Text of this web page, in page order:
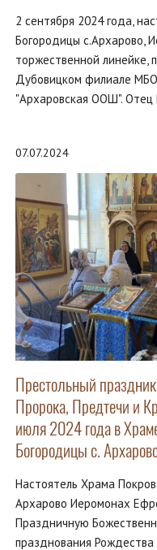
2 сентября 2024 года,
Богородицы с.Архарово,
торжественной
Дубовицком филиале
"Архаровская ООШ".
07.07.2024
Престольный
Пророка, Предтечи и
июля 2024 года в
Богородицы с.
Настоятель Храма
Архарово Иеромонах
Праздничную
празднования Рождества